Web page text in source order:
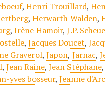
,Henri Trouillard,
,Herwarth Walden,
,Irène Hamoir,J.P.
,Jacques Doucet,
Graverol,Japon,Jarnac,
,Jean Raine,Jean Stéphane
yves bosseur,Jeanne